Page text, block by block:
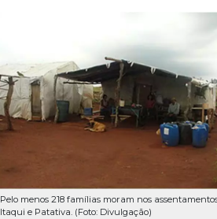
Pelo menos 218 famílias moram nos
Itaqui e Patativa. (Foto: Divulgação)